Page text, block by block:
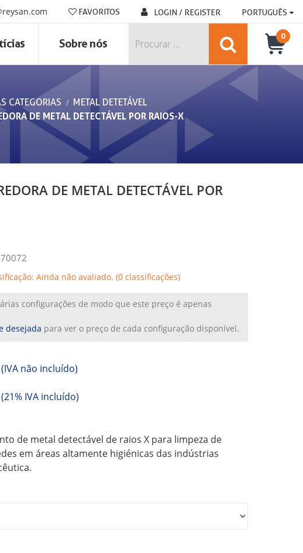
FAVORITOS LOGIN / REGISTER PORTUGUÊS
Sobre nós
0
CATEGORIAS
METAL DETETÁVEL
DE METAL DETECTÁVEL POR RAIOS-X
DE METAL DETECTÁVEL POR
Ainda não avaliado. (0 classificações)
configurações de modo que este preço é apenas
desejada para ver o preço de cada configuração disponível.
(IVA não incluído)
(21% IVA incluído)
de metal detectável de raios X para limpeza de
em áreas altamente higiénicas das indústrias